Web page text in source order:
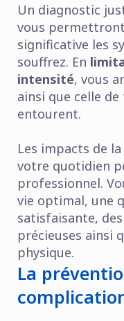
Un diagnostic
vous
significative les
souffrez. En
intensité, vous
ainsi que celle
entourent.
Les impacts de
votre quotidien
professionnel.
vie optimal, une
satisfaisante,
précieuses ainsi
physique.
La